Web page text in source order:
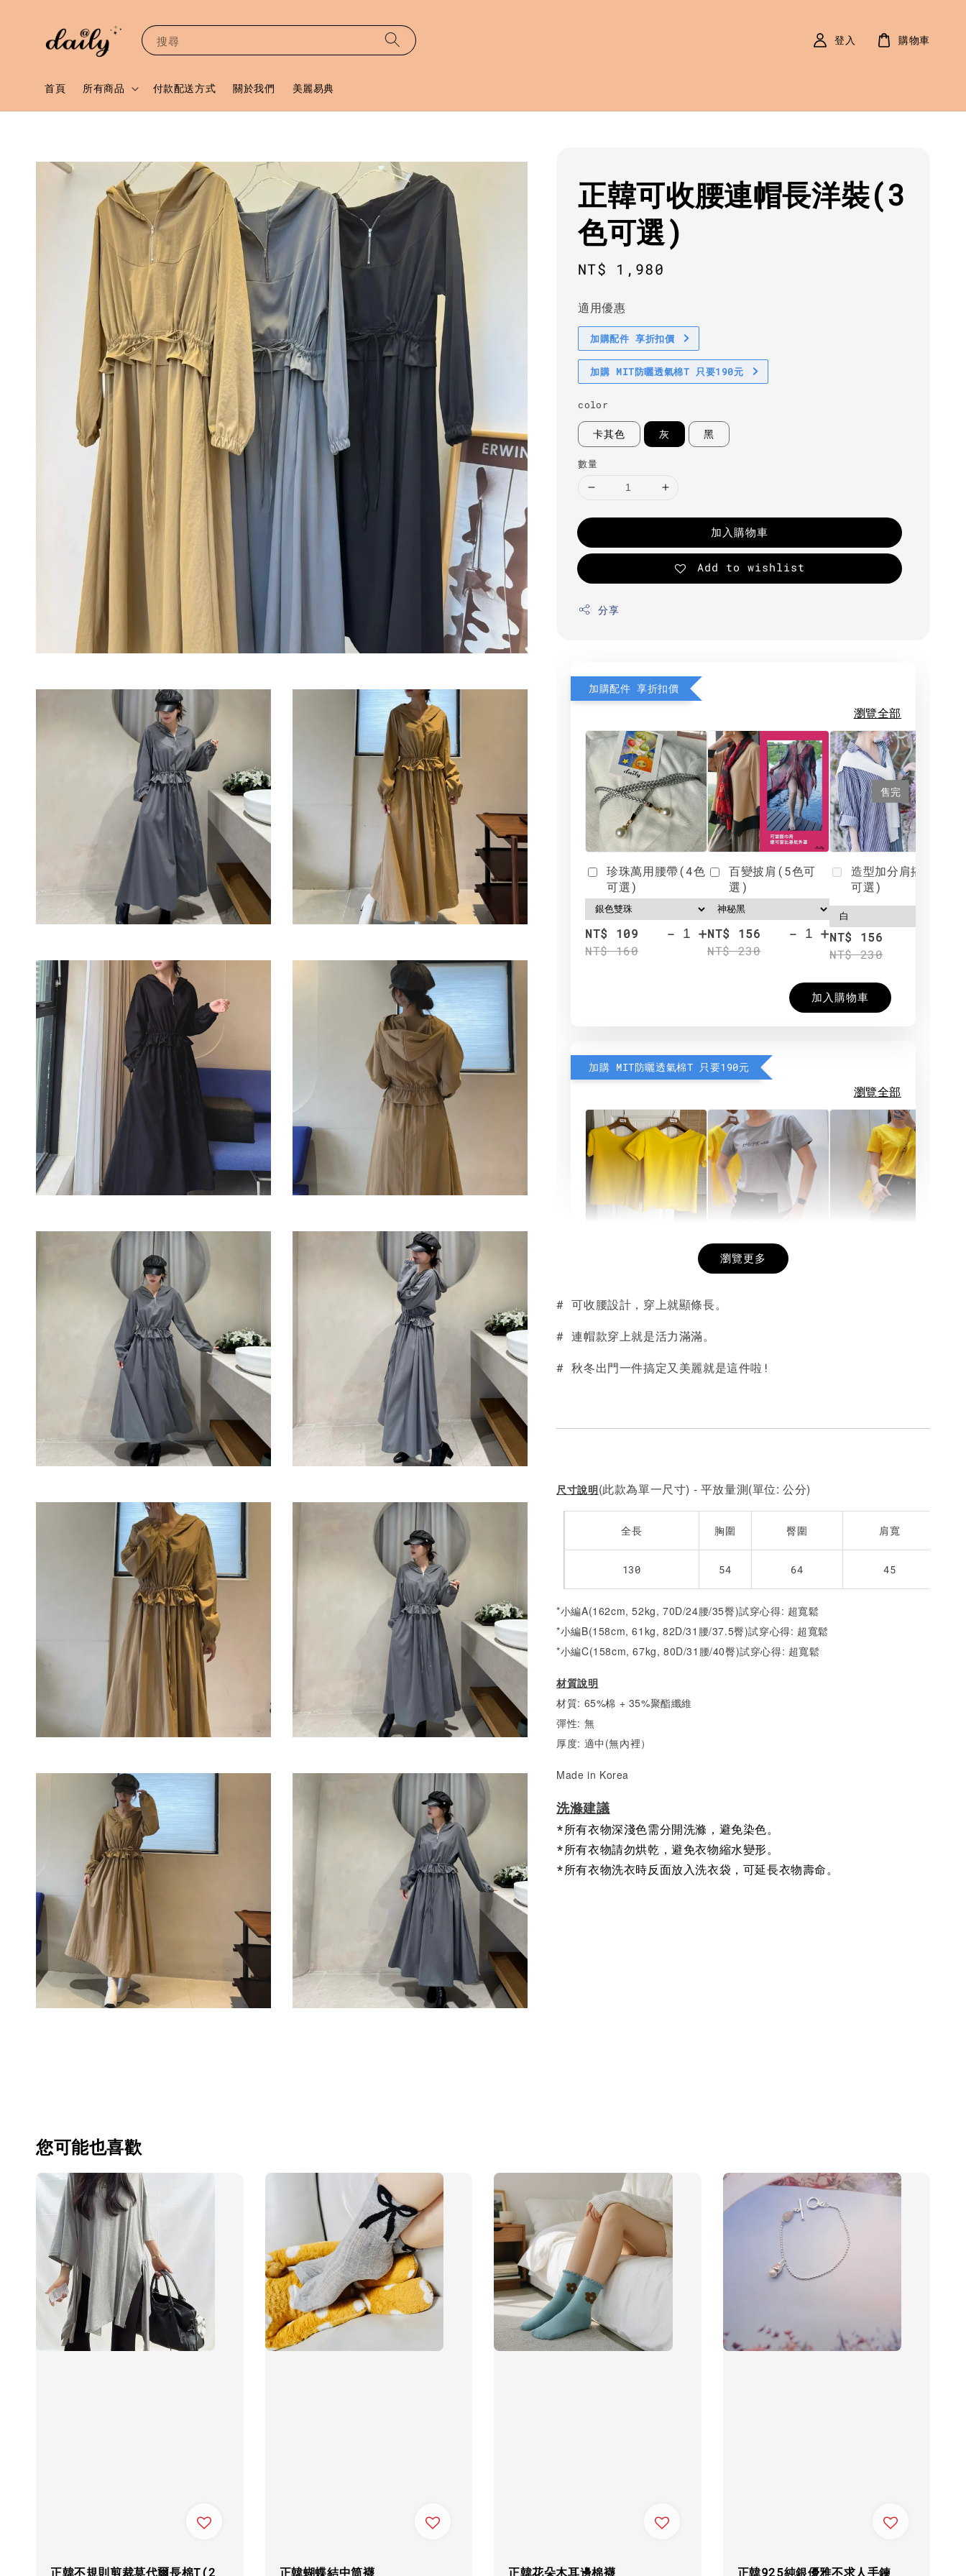
搜尋
首頁 所有商品 付款配送方式 關於我們 美麗易典
登入 購物車
正韓可收腰連帽長洋裝(3
色可選)
Regular
NT$ 1,980
適用優惠
加購配件 享折扣價
加購 MIT防曬透氣棉T 只要190元
color
卡其色 灰 黑
數量
加入購物車
Add to wishlist
分享
加購配件 享折扣價
瀏覽全部
珍珠萬用腰帶(4色
可選)
NT$ 109
NT$ 160
- +
百變披肩(5色可
選)
NT$ 156
NT$ 230
- +
售完
造型加分肩搭(4色
可選)
NT$ 156
NT$ 230
加入購物車
加購 MIT防曬透氣棉T 只要190元
瀏覽全部
NT$ 190
NT$ 450
- +
希望相隨雙面T
NT$ 190
瀏覽更多
# 可收腰設計，穿上就顯條長。
# 連帽款穿上就是活力滿滿。
# 秋冬出門一件搞定又美麗就是這件啦!
尺寸說明(此款為單一尺寸) - 平放量測(單位: 公分)
全長 胸圍 臀圍 肩寬
130 54 64 45
*小編A(162cm, 52kg, 70D/24腰/35臀)試穿心得: 超寬鬆
*小編B(158cm, 61kg, 82D/31腰/37.5臀)試穿心得: 超寬鬆
*小編C(158cm, 67kg, 80D/31腰/40臀)試穿心得: 超寬鬆
材質說明
材質: 65%棉 + 35%聚酯纖維
彈性: 無
厚度: 適中(無內裡）
Made in Korea
洗滌建議
*所有衣物深淺色需分開洗滌，避免染色。
*所有衣物請勿烘乾，避免衣物縮水變形。
*所有衣物洗衣時反面放入洗衣袋，可延長衣物壽命。
您可能也喜歡
正韓不規則剪裁莫代爾長棉T(2 正韓蝴蝶結中筒襪 正韓花朵木耳邊棉襪 正韓925純銀優雅不求人手鍊